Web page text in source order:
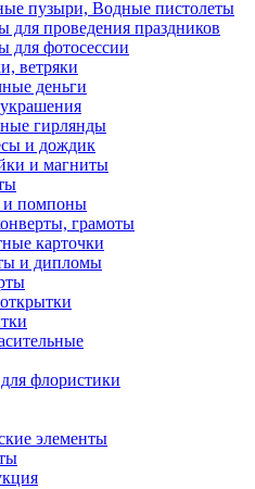
пузыри, Водные пистолеты
для проведения праздников
для фотосессии
ветряки
деньги
гирлянды
и дождик
и магниты
и помпоны
грамоты
карточки
и дипломы
флористики
элементы